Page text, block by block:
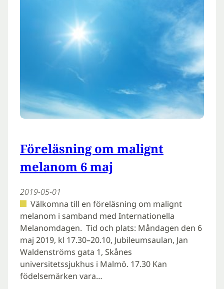
Föreläsning om malignt
melanom 6 maj
2019-05-01
Välkomna till en föreläsning om malignt
melanom i samband med Internationella
Melanomdagen. Tid och plats: Måndagen den 6
maj 2019, kl 17.30–20.10, Jubileumsaulan, Jan
Waldenströms gata 1, Skånes
universitetssjukhus i Malmö. 17.30 Kan
födelsemärken vara…